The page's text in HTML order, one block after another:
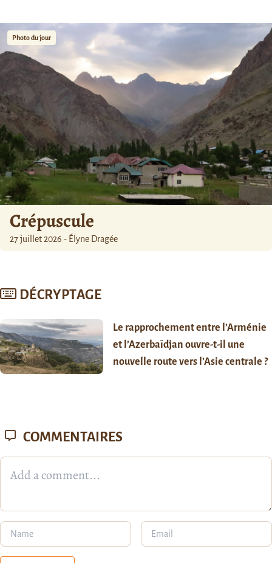
Photo du jour
Crépuscule
27 juillet 2026 - Élyne Dragée
DÉCRYPTAGE
Le rapprochement entre l’Arménie
et l’Azerbaïdjan ouvre-t-il une
nouvelle route vers l’Asie centrale ?
COMMENTAIRES